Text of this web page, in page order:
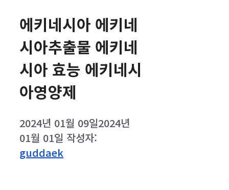
에키네시아 에키네
시아추출물 에키네
시아 효능 에키네시
아영양제
2024년 01월 09일2024년
01월 01일 작성자:
guddaek